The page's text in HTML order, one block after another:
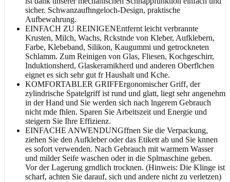
sicher. Schwanzaufhngeloch-Design, praktische
Aufbewahrung.
EINFACH ZU REINIGENEntfernt leicht verbrannte
Krusten, Milch, Wachs, Rckstnde von Kleber, Aufklebern,
Farbe, Klebeband, Silikon, Kaugummi und getrockneten
Schlamm. Zum Reinigen von Glas, Fliesen, Kochgeschirr,
Induktionsherd, Glaskeramikherd und anderen Oberflchen
eignet es sich sehr gut fr Haushalt und Kche.
KOMFORTABLER GRIFFErgonomischer Griff, der
zylindrische Spatelgriff ist rund und glatt, liegt sehr angenehm
in der Hand und Sie werden sich nach lngerem Gebrauch
nicht mde fhlen. Sparen Sie Arbeitszeit und Energie und
steigern Sie Ihre Effizienz.
EINFACHE ANWENDUNGffnen Sie die Verpackung,
ziehen Sie den Aufkleber oder das Etikett ab und Sie knnen
es sofort verwenden. Nach Gebrauch mit warmem Wasser
und milder Seife waschen oder in die Splmaschine geben.
Vor der Lagerung grndlich trocknen. (Hinweis: Die Klinge ist
scharf, achten Sie darauf, sich und andere nicht zu verletzen)